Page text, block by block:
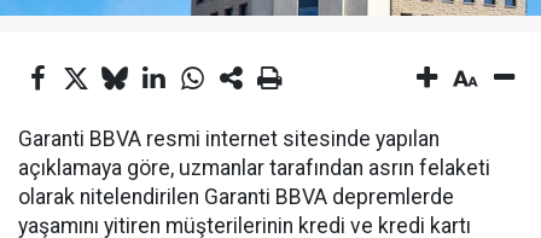
Garanti BBVA resmi internet sitesinde yapılan
açıklamaya göre, uzmanlar tarafından asrın felaketi
olarak nitelendirilen Garanti BBVA depremlerde
yaşamını yitiren müşterilerinin kredi ve kredi kartı